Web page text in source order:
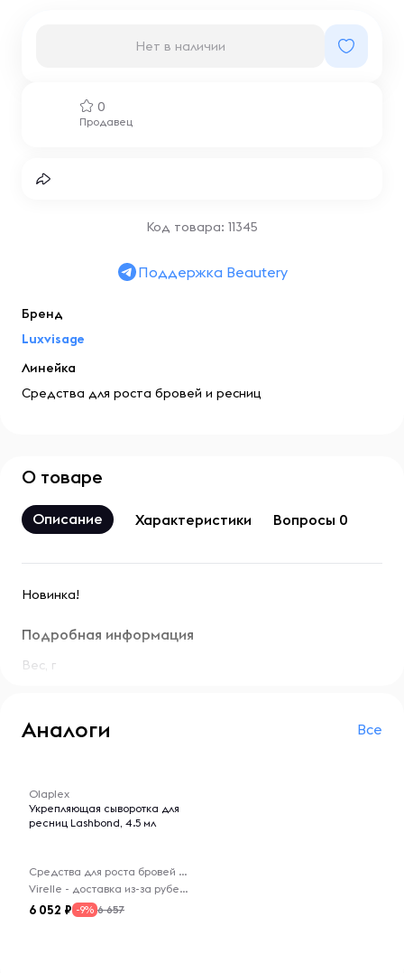
0
Продавец
Нет в наличии
Код товара: 11345
Поддержка Beautery
Бренд
Luxvisage
Линейка
Средства для роста бровей и ресниц
О товаре
Описание Характеристики Вопросы 0
Новинка!
Подробная информация
Вес, г
Аналоги Все
Olaplex
Укрепляющая сыворотка для
ресниц Lashbond, 4.5 мл
Средства для роста бровей и ресниц
Virelle - доставка из-за рубежа
6 052 -9% 6 657